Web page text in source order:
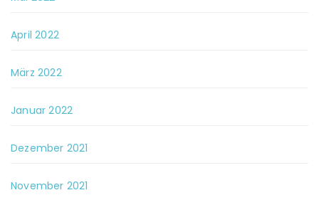
April 2022
März 2022
Januar 2022
Dezember 2021
November 2021